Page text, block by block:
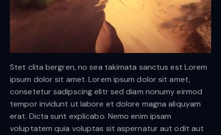
Stet clita bergren, no sea takimata sanctus est Lorem
ipsum dolor sit amet. Lorem ipsum dolor sit amet,
consetetur sadipscing elitr sed diam nonumy eirmod
tempor invidunt ut labore et dolore magna aliquyam
erat. Dicta sunt explicabo. Nemo enim ipsam
voluptatem quia voluptas sit aspernatur aut odit aut